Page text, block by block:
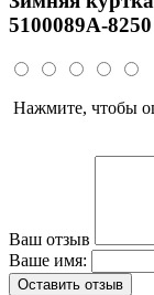
5100089A-8250
Нажмите, чтобы
Ваш отзыв
Ваше имя:
Оставить отзыв